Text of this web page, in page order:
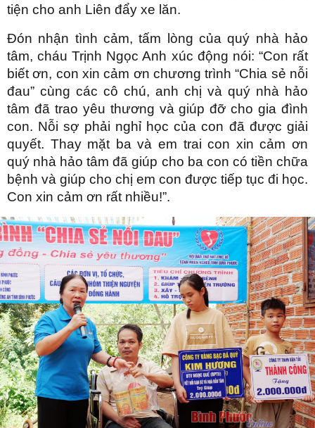
tiện cho anh Liên đẩy xe lăn.
Đón nhận tình cảm, tấm lòng của quý nhà hảo
tâm, cháu Trịnh Ngọc Anh xúc động nói: “Con rất
biết ơn, con xin cảm ơn chương trình “Chia sẻ nỗi
đau” cùng các cô chú, anh chị và quý nhà hảo
tâm đã trao yêu thương và giúp đỡ cho gia đình
con. Nỗi sợ phải nghỉ học của con đã được giải
quyết. Thay mặt ba và em trai con xin cảm ơn
quý nhà hảo tâm đã giúp cho ba con có tiền chữa
bệnh và giúp cho chị em con được tiếp tục đi học.
Con xin cảm ơn rất nhiều!”.